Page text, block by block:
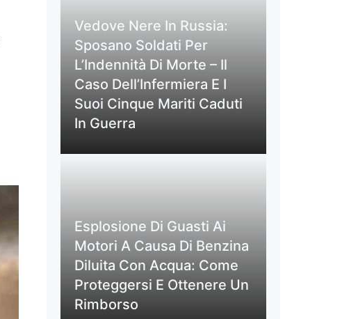
Vedove Nere In Russia:
Sposano Soldati Per
L’Indennità Di Morte – Il
Caso Dell’Infermiera E I
Suoi Cinque Mariti Caduti
In Guerra
Esplosione Di Guasti Ai
Motori A Causa Di Benzina
Diluita Con Acqua: Come
Proteggersi E Ottenere Un
Rimborso